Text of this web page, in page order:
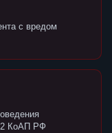
с вредом
2 КоАП РФ